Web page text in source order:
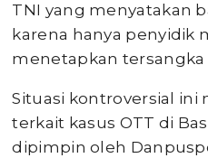
TNI yang menyatakan
karena hanya penyidik
menetapkan tersangka
Situasi kontroversial
terkait kasus OTT di
dipimpin oleh